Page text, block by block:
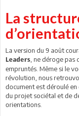
La
La version du 9 août
Leaders , ne déroge pas
empruntés. Même si le
révolution, nous
document est déroulé
du projet sociétal et de
orientations.